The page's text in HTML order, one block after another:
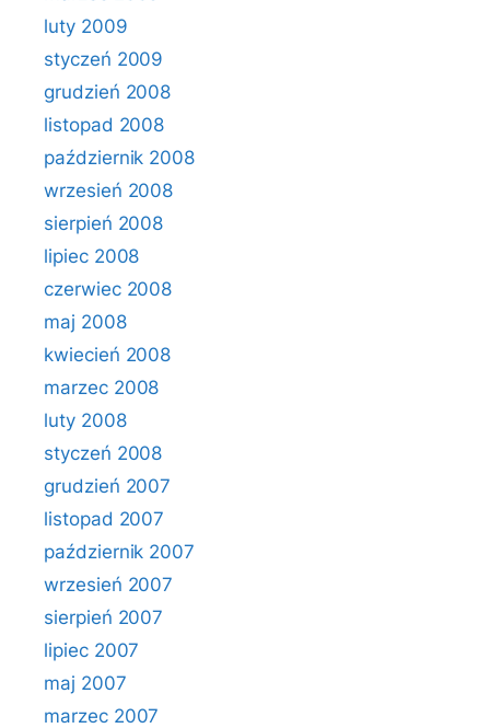
luty 2009
styczeń 2009
grudzień 2008
listopad 2008
październik 2008
wrzesień 2008
sierpień 2008
lipiec 2008
czerwiec 2008
maj 2008
kwiecień 2008
marzec 2008
luty 2008
styczeń 2008
grudzień 2007
listopad 2007
październik 2007
wrzesień 2007
sierpień 2007
lipiec 2007
maj 2007
marzec 2007